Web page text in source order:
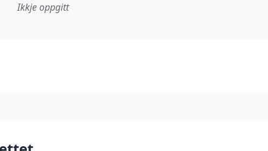
eller anna spesifikasjon som ligg til
Ikkje oppgitt